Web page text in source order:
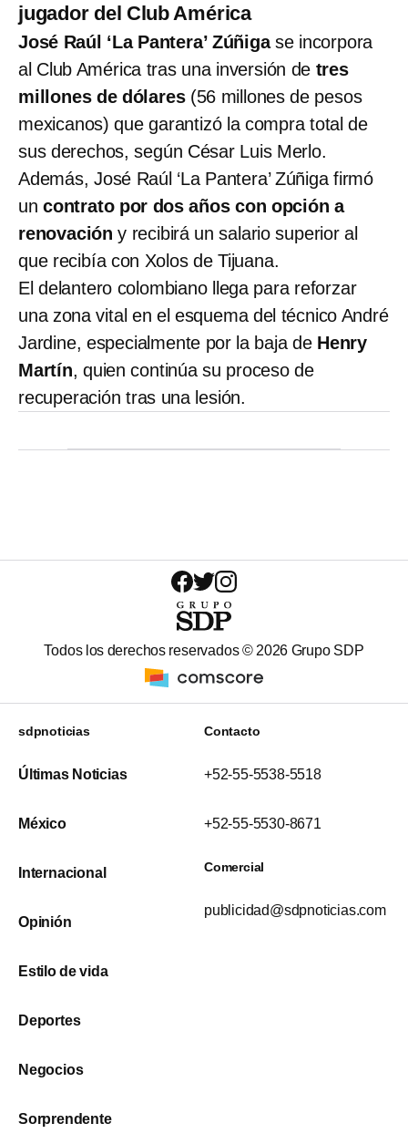
jugador del Club América
José Raúl ‘La Pantera’ Zúñigase incorpora
al Club América tras una inversión de tres
millones de dólares(56 millones de pesos
mexicanos) que garantizó la compra total de
sus derechos, según César Luis Merlo.
Además, José Raúl ‘La Pantera’ Zúñiga firmó
un contrato por dos años con opción a
renovación y recibirá un salario superior al
que recibía con Xolos de Tijuana.
El delantero colombiano llega para reforzar
una zona vital en el esquema del técnico André
Jardine, especialmente por la baja de Henry
Martín, quien continúa su proceso de
recuperación tras una lesión.
Todos los derechos reservados © 2026 Grupo SDP
sdpnoticias
Últimas Noticias
México
Internacional
Opinión
Estilo de vida
Deportes
Negocios
Sorprendente
Contacto
+52-55-5538-5518
+52-55-5530-8671
Comercial
publicidad@sdpnoticias.com